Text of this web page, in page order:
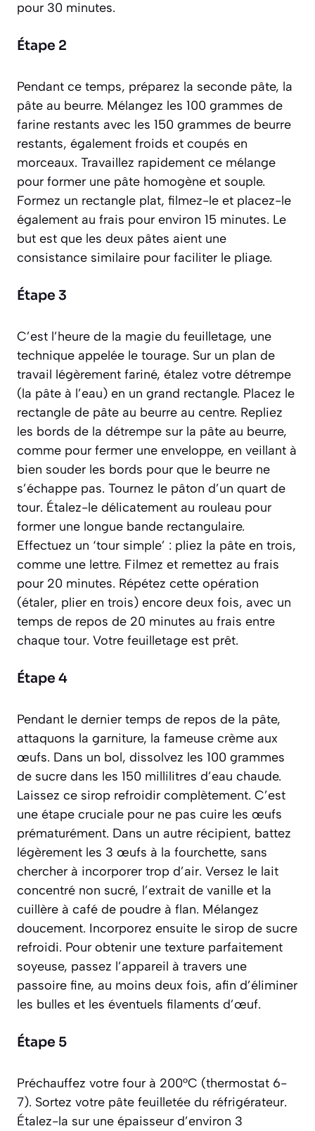
pour 30 minutes.
Étape 2
Pendant ce temps, préparez la seconde pâte, la
pâte au beurre. Mélangez les 100 grammes de
farine restants avec les 150 grammes de beurre
restants, également froids et coupés en
morceaux. Travaillez rapidement ce mélange
pour former une pâte homogène et souple.
Formez un rectangle plat, filmez-le et placez-le
également au frais pour environ 15 minutes. Le
but est que les deux pâtes aient une
consistance similaire pour faciliter le pliage.
Étape 3
C’est l’heure de la magie du feuilletage, une
technique appelée le tourage. Sur un plan de
travail légèrement fariné, étalez votre détrempe
(la pâte à l’eau) en un grand rectangle. Placez le
rectangle de pâte au beurre au centre. Repliez
les bords de la détrempe sur la pâte au beurre,
comme pour fermer une enveloppe, en veillant à
bien souder les bords pour que le beurre ne
s’échappe pas. Tournez le pâton d’un quart de
tour. Étalez-le délicatement au rouleau pour
former une longue bande rectangulaire.
Effectuez un ‘tour simple’ : pliez la pâte en trois,
comme une lettre. Filmez et remettez au frais
pour 20 minutes. Répétez cette opération
(étaler, plier en trois) encore deux fois, avec un
temps de repos de 20 minutes au frais entre
chaque tour. Votre feuilletage est prêt.
Étape 4
Pendant le dernier temps de repos de la pâte,
attaquons la garniture, la fameuse crème aux
œufs. Dans un bol, dissolvez les 100 grammes
de sucre dans les 150 millilitres d’eau chaude.
Laissez ce sirop refroidir complètement. C’est
une étape cruciale pour ne pas cuire les œufs
prématurément. Dans un autre récipient, battez
légèrement les 3 œufs à la fourchette, sans
chercher à incorporer trop d’air. Versez le lait
concentré non sucré, l’extrait de vanille et la
cuillère à café de poudre à flan. Mélangez
doucement. Incorporez ensuite le sirop de sucre
refroidi. Pour obtenir une texture parfaitement
soyeuse, passez l’appareil à travers une
passoire fine, au moins deux fois, afin d’éliminer
les bulles et les éventuels filaments d’œuf.
Étape 5
Préchauffez votre four à 200°C (thermostat 6-
7). Sortez votre pâte feuilletée du réfrigérateur.
Étalez-la sur une épaisseur d’environ 3